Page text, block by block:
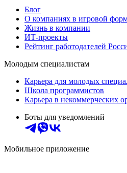
Блог
О компаниях в игровой
Жизнь в компании
ИТ-проекты
Рейтинг работодателей
Молодым специалистам
Карьера для молодых
Школа программистов
Карьера в некоммерческих
Боты для уведомлений
Мобильное приложение